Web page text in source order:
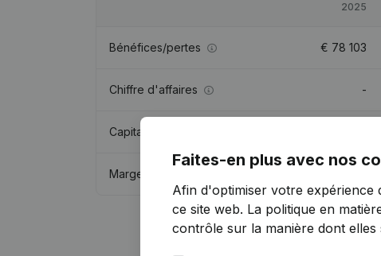
2025
Bénéfices/pertes € 78 103
Chiffre d'affaires -
Capitaux propres
Marge brute
Faites-en plus avec nos
Afin d'optimiser votre expérience
ce site web. La politique en
contrôle sur la manière dont elles